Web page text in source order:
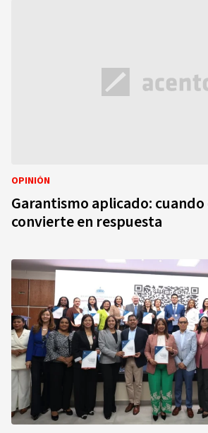
OPINIÓN
Garantismo aplicado:
convierte en respuesta